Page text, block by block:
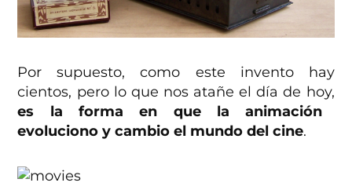
Por supuesto, como este invento hay
cientos, pero lo que nos atañe el día de hoy,
es la forma en que la animación
evoluciono y cambio el mundo del cine.